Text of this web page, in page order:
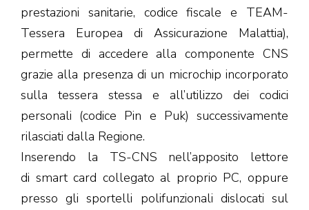
prestazioni sanitarie, codice fiscale e TEAM-
Tessera Europea di Assicurazione Malattia),
permette di accedere alla componente CNS
grazie alla presenza di un microchip incorporato
sulla tessera stessa e all’utilizzo dei codici
personali (codice Pin e Puk) successivamente
rilasciati dalla Regione.
Inserendo la TS-CNS nell’apposito lettore
di smart card collegato al proprio PC, oppure
presso gli sportelli polifunzionali dislocati sul